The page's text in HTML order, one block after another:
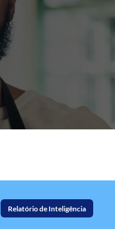
Relatório de Inteligência